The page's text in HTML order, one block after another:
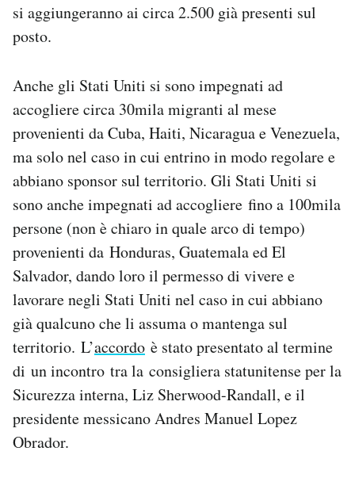
si aggiungeranno ai circa 2.500 già presenti sul
posto.
Anche gli Stati Uniti si sono impegnati ad
accogliere circa 30mila migranti al mese
provenienti da Cuba, Haiti, Nicaragua e Venezuela,
ma solo nel caso in cui entrino in modo regolare e
abbiano sponsor sul territorio. Gli Stati Uniti si
sono anche impegnati ad accogliere fino a 100mila
persone (non è chiaro in quale arco di tempo)
provenienti da Honduras, Guatemala ed El
Salvador, dando loro il permesso di vivere e
lavorare negli Stati Uniti nel caso in cui abbiano
già qualcuno che li assuma o mantenga sul
territorio. L’accordo è stato presentato al termine
di un incontro tra la consigliera statunitense per la
Sicurezza interna, Liz Sherwood-Randall, e il
presidente messicano Andres Manuel Lopez
Obrador.